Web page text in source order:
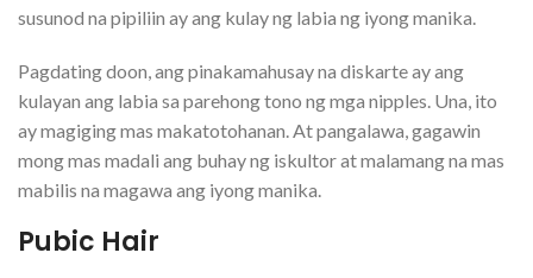
susunod na pipiliin ay ang kulay ng labia ng iyong manika.
Pagdating doon, ang pinakamahusay na diskarte ay ang
kulayan ang labia sa parehong tono ng mga nipples. Una, ito
ay magiging mas makatotohanan. At pangalawa, gagawin
mong mas madali ang buhay ng iskultor at malamang na mas
mabilis na magawa ang iyong manika.
Pubic Hair